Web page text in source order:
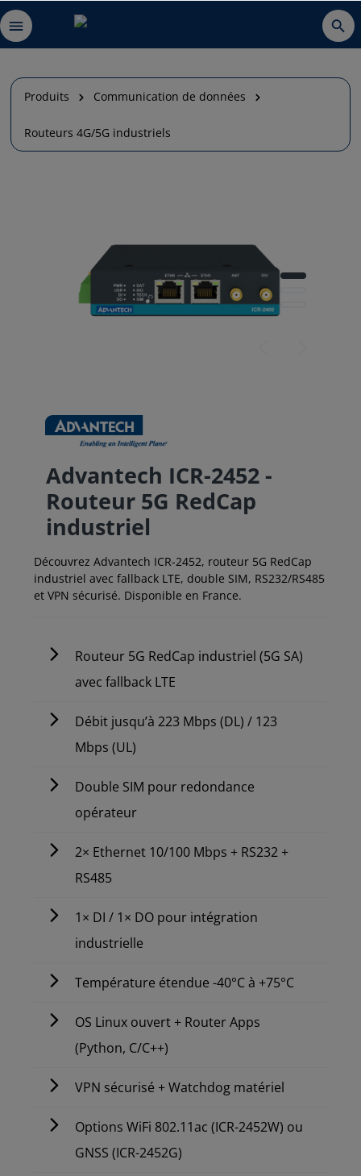
Produits Communication de données
Routeurs 4G/5G industriels
Advantech ICR-2452 -
Routeur 5G RedCap
industriel
Découvrez Advantech ICR-2452, routeur 5G RedCap
industriel avec fallback LTE, double SIM, RS232/RS485
et VPN sécurisé. Disponible en France.
Routeur 5G RedCap industriel (5G SA)
avec fallback LTE
Débit jusqu’à 223 Mbps (DL) / 123
Mbps (UL)
Double SIM pour redondance
opérateur
2× Ethernet 10/100 Mbps + RS232 +
RS485
1× DI / 1× DO pour intégration
industrielle
Température étendue -40°C à +75°C
OS Linux ouvert + Router Apps
(Python, C/C++)
VPN sécurisé + Watchdog matériel
Options WiFi 802.11ac (ICR-2452W) ou
GNSS (ICR-2452G)